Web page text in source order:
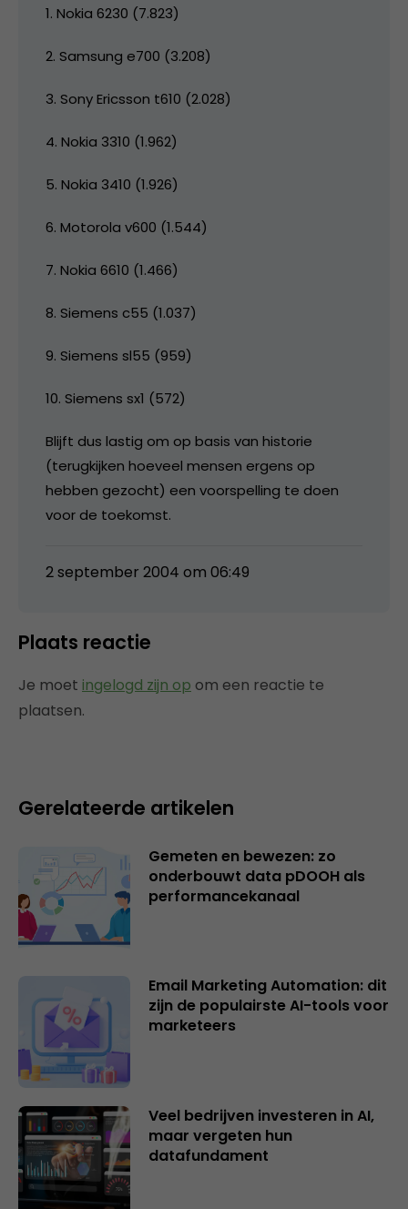
1. Nokia 6230 (7.823)
2. Samsung e700 (3.208)
3. Sony Ericsson t610 (2.028)
4. Nokia 3310 (1.962)
5. Nokia 3410 (1.926)
6. Motorola v600 (1.544)
7. Nokia 6610 (1.466)
8. Siemens c55 (1.037)
9. Siemens sl55 (959)
10. Siemens sx1 (572)
Blijft dus lastig om op basis van historie
(terugkijken hoeveel mensen ergens op
hebben gezocht) een voorspelling te doen
voor de toekomst.
2 september 2004 om 06:49
Plaats reactie
Je moet ingelogd zijn op om een reactie te
plaatsen.
Gerelateerde artikelen
Gemeten en bewezen: zo
onderbouwt data pDOOH als
performancekanaal
Email Marketing Automation: dit
zijn de populairste AI-tools voor
marketeers
Veel bedrijven investeren in AI,
maar vergeten hun
datafundament